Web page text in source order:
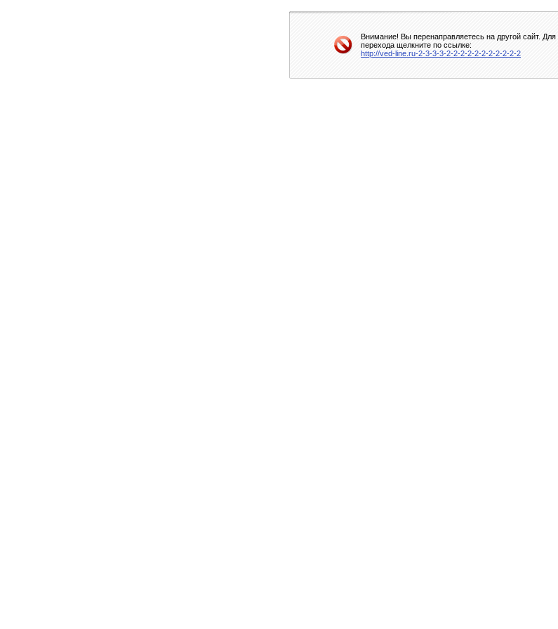
Внимание! Вы перенаправляетесь на другой сайт. Для
перехода щелкните по ссылке:
http://ved-line.ru-2-3-3-3-2-2-2-2-2-2-2-2-2-2-2